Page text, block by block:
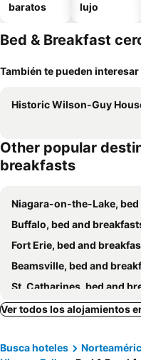
baratos
lujo
Bed & Breakfast
También te pueden
Historic Wilson-Guy
Other popular
breakfasts
Niagara-on-the-Lake, bed and
Buffalo, bed and
Fort Erie, bed and
Beamsville, bed and
St. Catharines, bed and
Ver todos los alojamientos
Busca hoteles